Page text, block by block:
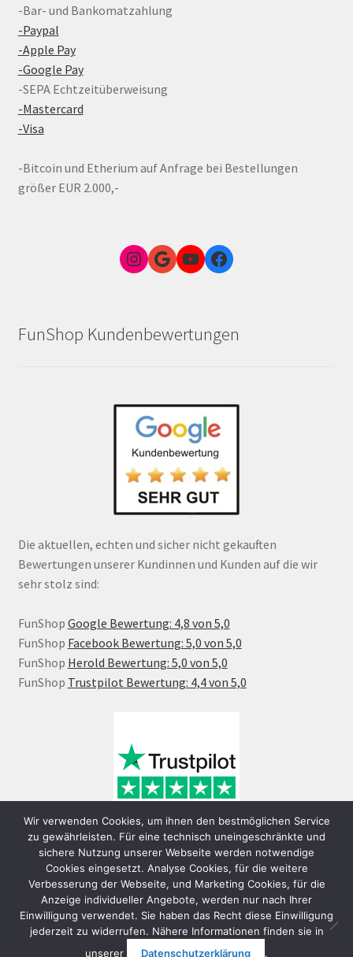
-Bar- und Bankomatzahlung
-Paypal
-Apple Pay
-Google Pay
-SEPA Echtzeitüberweisung
-Mastercard
-Visa
-Bitcoin und Etherium auf Anfrage bei Bestellungen
größer EUR 2.000,-
Instagram
Google Link zum FunShop WienYouTubeFacebook
FunShop Kundenbewertungen
Die aktuellen, echten und sicher nicht gekauften
Bewertungen unserer Kundinnen und Kunden auf die wir
sehr stolz sind:
FunShop Google Bewertung: 4,8 von 5,0
FunShop Facebook Bewertung: 5,0 von 5,0
FunShop Herold Bewertung: 5,0 von 5,0
FunShop Trustpilot Bewertung: 4,4 von 5,0
© FunShop Wien - Hochqualitative Elektromobilität 2026
Wir verwenden Cookies, um ihnen den bestmöglichen Service
zu gewährleisten. Für eine technisch uneingeschränkte und
sichere Nutzung unserer Webseite werden notwendige
Cookies eingesetzt. Analyse Cookies, für die weitere
Verbesserung der Webseite, und Marketing Cookies, für die
Anzeige individueller Angebote, werden nur nach Ihrer
Einwilligung verwendet. Sie haben das Recht diese Einwilligung
jederzeit zu widerrufen. Nähere Informationen finden sie in
unserer
Datenschutzerklärung .